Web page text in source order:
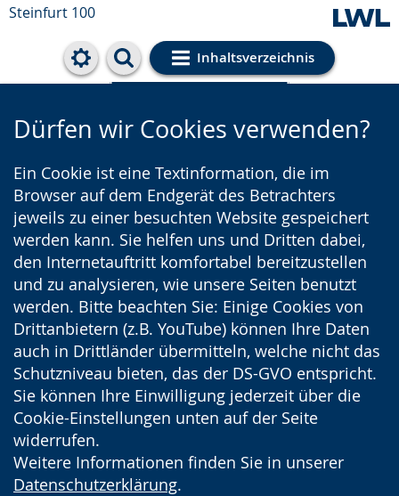
Steinfurt 100
Inhaltsverzeichnis
Cookie-Einstellungen
Dürfen wir Cookies verwenden?
Ein Cookie ist eine Textinformation, die im
Browser auf dem Endgerät des Betrachters
jeweils zu einer besuchten Website gespeichert
werden kann. Sie helfen uns und Dritten dabei,
den Internetauftritt komfortabel bereitzustellen
und zu analysieren, wie unsere Seiten benutzt
werden. Bitte beachten Sie: Einige Cookies von
Drittanbietern (z.B. YouTube) können Ihre Daten
auch in Drittländer übermitteln, welche nicht das
Schutzniveau bieten, das der DS-GVO entspricht.
Sie können Ihre Einwilligung jederzeit über die
Cookie-Einstellungen unten auf der Seite
widerrufen.
Weitere Informationen finden Sie in unserer
Datenschutzerklärung.